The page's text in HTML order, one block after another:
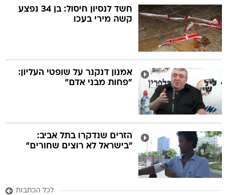
חשד לנסיון חיסול: בן 34 נפצע
קשה מירי בעכו
אמנון דנקנר על שופטי העליון:
"פחות מבני אדם"
הזרים שנדקרו בתל אביב:
"בישראל לא רוצים שחורים"
לכל הכתבות